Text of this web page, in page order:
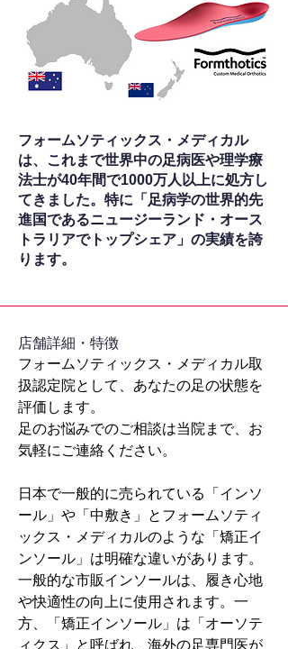
フォームソティックス・メディカル
は、これまで世界中の足病医や理学療
法士が40年間で1000万人以上に処方し
てきました。特に「足病学の世界的先
進国であるニュージーランド・オース
トラリアでトップシェア」の実績を誇
ります。
​店舗詳細・特徴
フォームソティックス・メディカル取
扱認定院として、あなたの足の状態を
評価します。
足のお悩みでのご相談は当院まで、お
気軽にご連絡ください。
日本で一般的に売られている「インソ
ール」や「中敷き」とフォームソティ
ックス・メディカルのような「矯正イ
ンソール」は明確な違いがあります。
一般的な市販インソールは、履き心地
や快適性の向上に使用されます。一
方、「矯正インソール」は「オーソテ
ィクス」と呼ばれ、海外の足専門医が